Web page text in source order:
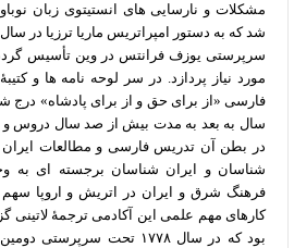
مشکلات و نارسایی های انستیتوی زبان
سرپرستی یوزف فرانتس در وین تأسیس
مورد نیاز پردازد. در سر لوحه نامه ها و
فارسی «از برای حق و از برای پادشاه» درج
سال به بعد به مدت بیش از صد سال دروس
در بطن آن تدریس فارسی و مطالعات
شناسان و ایران شناسان برجسته ای به
فرهنگ شرق و ایران در اتریش و اروپا سهم
کارهای مهم علمی این آکادمی ترجمۀ لاتینی
بود که در سال ۱۷۷۸ تحت